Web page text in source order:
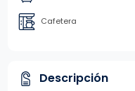
Cafetera
Descripción